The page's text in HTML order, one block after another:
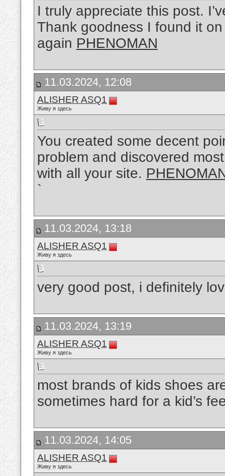
I truly appreciate this post.
Thank goodness I found it
again PHENOMAN
11.03.2024, 12:08
ALISHER ASQ1
Живу я здесь
You created some decent
problem and discovered
with all your site.
`
11.03.2024, 13:18
ALISHER ASQ1
Живу я здесь
very good post, i definitely
11.03.2024, 13:19
ALISHER ASQ1
Живу я здесь
most brands of kids shoes
sometimes hard for a kid’s
11.03.2024, 14:05
ALISHER ASQ1
Живу я здесь